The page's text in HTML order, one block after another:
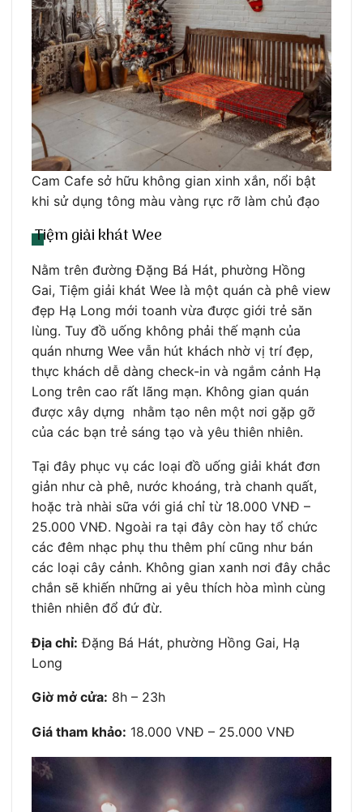
Cam Cafe sở hữu không gian xinh xắn, nổi bật
khi sử dụng tông màu vàng rực rỡ làm chủ đạo
Tiệm giải khát Wee
Nằm trên đường Đặng Bá Hát, phường Hồng
Gai, Tiệm giải khát Wee là một quán cà phê view
đẹp Hạ Long mới toanh vừa được giới trẻ săn
lùng. Tuy đồ uống không phải thế mạnh của
quán nhưng Wee vẫn hút khách nhờ vị trí đẹp,
thực khách dễ dàng check-in và ngắm cảnh Hạ
Long trên cao rất lãng mạn. Không gian quán
được xây dựng nhằm tạo nên một nơi gặp gỡ
của các bạn trẻ sáng tạo và yêu thiên nhiên.
Tại đây phục vụ các loại đồ uống giải khát đơn
giản như cà phê, nước khoáng, trà chanh quất,
hoặc trà nhài sữa với giá chỉ từ 18.000 VNĐ –
25.000 VNĐ. Ngoài ra tại đây còn hay tổ chức
các đêm nhạc phụ thu thêm phí cũng như bán
các loại cây cảnh. Không gian xanh nơi đây chắc
chắn sẽ khiến những ai yêu thích hòa mình cùng
thiên nhiên đổ đứ đừ.
Địa chỉ: Đặng Bá Hát, phường Hồng Gai, Hạ
Long
Giờ mở cửa: 8h – 23h
Giá tham khảo: 18.000 VNĐ – 25.000 VNĐ